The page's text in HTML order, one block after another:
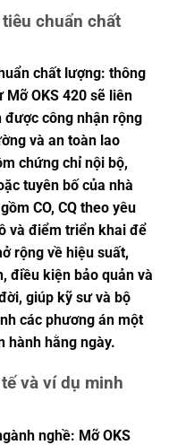
chuẩn chất
chất lượng: thông
OKS 420 sẽ liên
được công nhận rộng
và an toàn lao
chứng chỉ nội bộ,
tuyên bố của nhà
CO, CQ theo yêu
và điểm triển khai để
rộng về hiệu suất,
điều kiện bảo quản và
giúp kỹ sư và bộ
các phương án một
hành hằng ngày.
và ví dụ minh
nghề: Mỡ OKS